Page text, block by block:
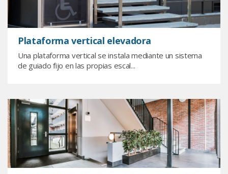
Plataforma vertical elevadora
Una plataforma vertical se instala mediante un sistema
de guiado fijo en las propias escal...